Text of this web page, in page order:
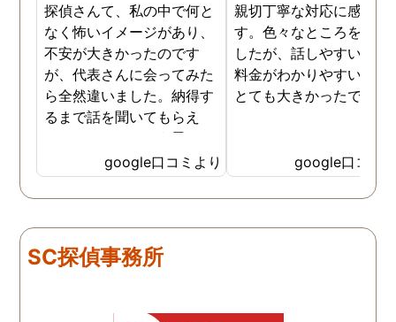
探偵さんて、私の中で何と
なく怖いイメージがあり、
不安が大きかったのです
が、代表さんに会ってみた
ら全然違いました。納得す
るまで話を聞いてもらえ
て、ここならという思いで
依頼しました。代表さんが
私と一緒に戦ってくれてる
感じがして、心強かったで
現在離婚調停中です。弁護
士さんも紹介してもらえて
google口コミより
親切丁寧な対応に感謝し
す。色々なところを探し
したが、話しやすいこと
料金がわかりやすいこと
とても大きかったです。
google口コミ
SC探偵事務所